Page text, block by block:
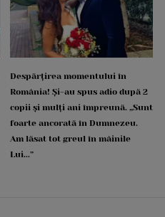
Despărțirea momentului în
România! Și-au spus adio după 2
copii și mulți ani împreună. „Sunt
foarte ancorată în Dumnezeu.
Am lăsat tot greul în mâinile
Lui...”